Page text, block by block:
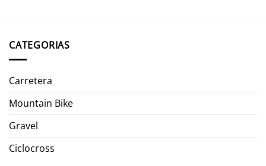
CATEGORIAS
Carretera
Mountain Bike
Gravel
Ciclocross